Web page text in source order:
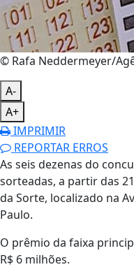
© Rafa Neddermeyer/
A-
A+
IMPRIMIR
REPORTAR ERROS
As seis dezenas do
sorteadas, a partir das
da Sorte, localizado na
Paulo.
O prêmio da faixa
R$ 6 milhões.